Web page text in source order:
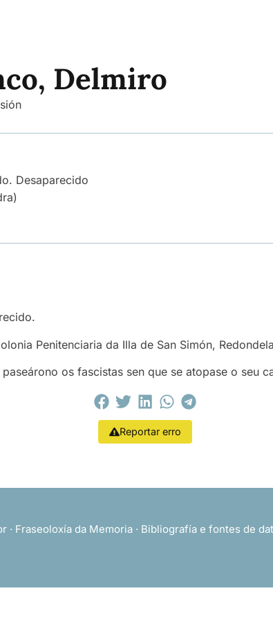
Delmiro
Desaparecido
Penitenciaria da Illa de San Simón,
os fascistas sen que se atopase o seu
Reportar erro
· Fraseoloxía da Memoria · Bibliografía e fontes de